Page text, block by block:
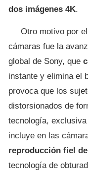
dos imágenes 4K.
Otro motivo por
cámaras fue la
global de Sony, que
instante y elimina el
provoca que los
distorsionados de
tecnología,
incluye en las
reproducción fiel
tecnología de